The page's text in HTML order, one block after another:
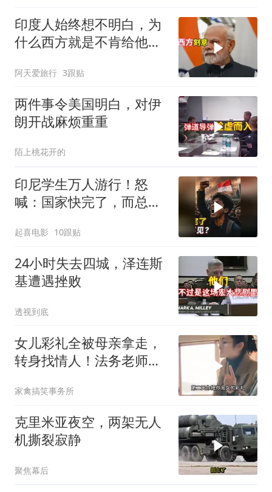
印度人始终想不明白，为
什么西方就是不肯给他们
阿天爱旅行 3跟贴
两件事令美国明白，对伊
朗开战麻烦重重
陌上桃花开的
印尼学生万人游行！怒
喊：国家快完了，而总统
起喜电影 10跟贴
24小时失去四城，泽连斯
基遭遇挫败
透视到底
女儿彩礼全被母亲拿走，
转身找情人！法务老师硬
家禽搞笑事务所
克里米亚夜空，两架无人
机撕裂寂静
聚焦幕后